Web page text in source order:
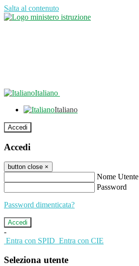
Salta al contenuto
Italiano
Italiano
Accedi
Accedi
button close ×
Nome Utente
Password
Password dimenticata?
-
Entra con SPID Entra con CIE
Seleziona utente